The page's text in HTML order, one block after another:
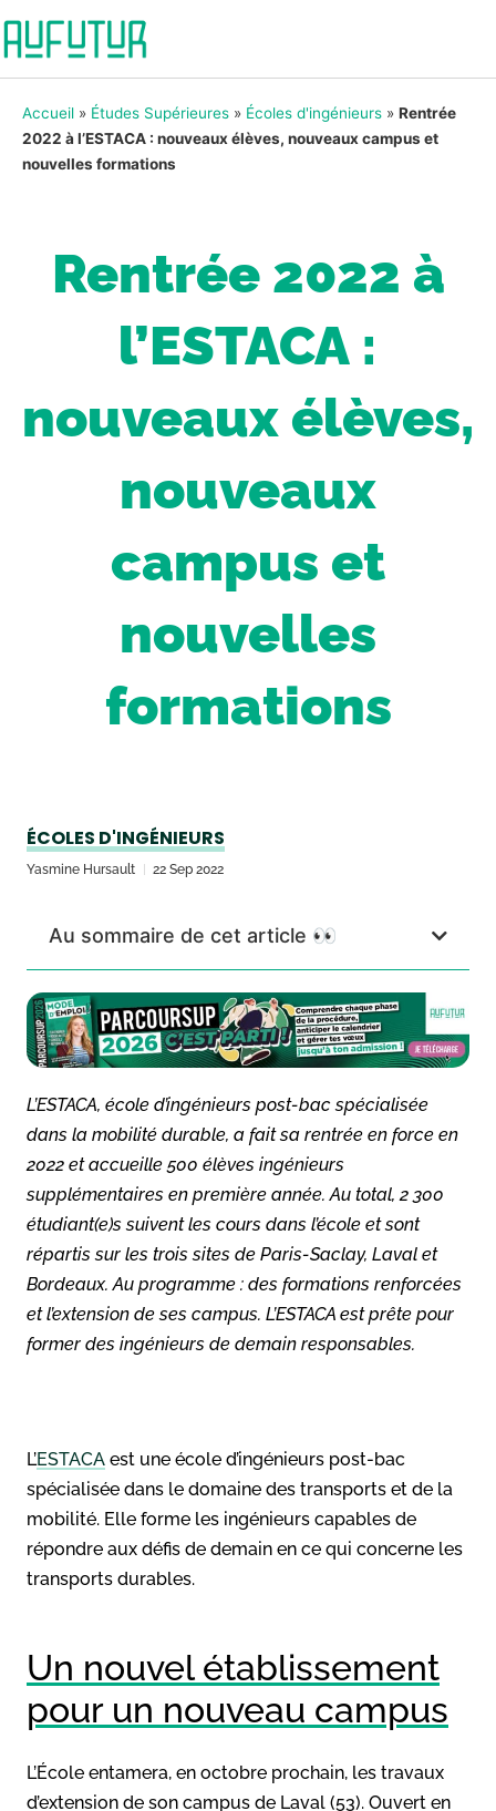
Accueil » Études Supérieures » Écoles d'ingénieurs » Rentrée
2022 à l’ESTACA : nouveaux élèves, nouveaux campus et
nouvelles formations
Rentrée 2022 à
l’ESTACA :
nouveaux élèves,
nouveaux
campus et
nouvelles
formations
ÉCOLES D'INGÉNIEURS
Yasmine Hursault 22 Sep 2022
Au sommaire de cet article 👀
L’ESTACA, école d’ingénieurs post-bac spécialisée
dans la mobilité durable, a fait sa rentrée en force en
2022 et accueille 500 élèves ingénieurs
supplémentaires en première année. Au total, 2 300
étudiant(e)s suivent les cours dans l’école et sont
répartis sur les trois sites de Paris-Saclay, Laval et
Bordeaux. Au programme : des formations renforcées
et l’extension de ses campus. L’ESTACA est prête pour
former des ingénieurs de demain responsables.
L’ESTACA est une école d’ingénieurs post-bac
spécialisée dans le domaine des transports et de la
mobilité. Elle forme les ingénieurs capables de
répondre aux défis de demain en ce qui concerne les
transports durables.
Un nouvel établissement
pour un nouveau campus
L’École entamera, en octobre prochain, les travaux
d’extension de son campus de Laval (53). Ouvert en